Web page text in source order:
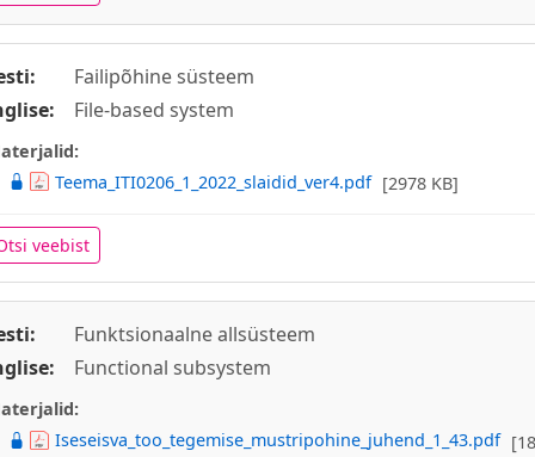
Failipõhine süsteem
File-based system
Teema_ITI0206_1_2022_slaidid_ver4.pdf [2978 KB]
veebist
Funktsionaalne allsüsteem
Functional subsystem
Iseseisva_too_tegemise_mustripohine_juhend_1_43.pdf